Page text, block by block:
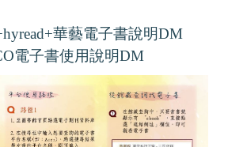
華藝電子書說明DM
電子書使用說明DM